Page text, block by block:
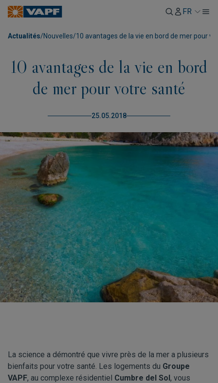
FR
Actualités/Nouvelles/10 avantages de la vie en bord de mer pour
10 avantages de la vie en bord
de mer pour votre santé
25.05.2018
La science a démontré que vivre près de la mer a plusieurs
bienfaits pour votre santé. Les logements du Groupe
VAPF, au complexe résidentiel Cumbre del Sol, vous